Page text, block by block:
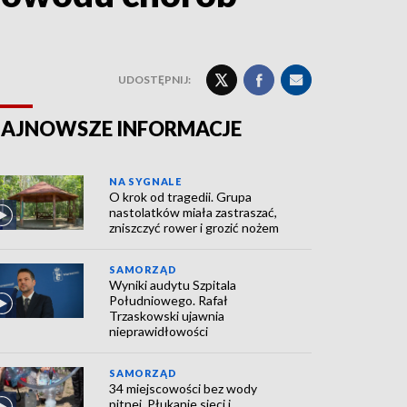
UDOSTĘPNIJ:
INFORMACJE
NA SYGNALE
O krok od tragedii. Grupa
nastolatków miała zastraszać,
zniszczyć rower i grozić nożem
SAMORZĄD
Wyniki audytu Szpitala
Południowego. Rafał
Trzaskowski ujawnia
nieprawidłowości
SAMORZĄD
34 miejscowości bez wody
pitnej. Płukanie sieci i